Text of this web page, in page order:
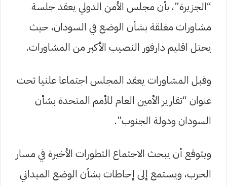
“الجزيرة”، بأن مجلس الأمن الدولي يعقد جلسة
مشاورات مغلقة بشأن الوضع في السودان، حيث
يحتل اقليم دارفور النصيب الأكبر من المشاورات.
وقبل المشاورات يعقد المجلس اجتماعا علنيا تحت
عنوان “تقارير الأمين العام للأمم المتحدة بشأن
السودان ودولة الجنوب”.
ويتوقع أن يبحث الاجتماع التطورات الأخيرة في مسار
الحرب، ويستمع إلى إحاطات بشأن الوضع الميداني